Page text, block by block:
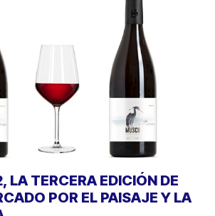
LA TERCERA EDICIÓN DE
POR EL PAISAJE Y LA